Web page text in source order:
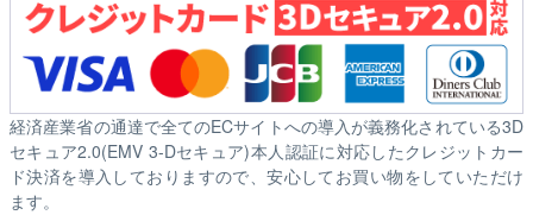
経済産業省の通達で全てのECサイトへの導入が義務化されている3D
セキュア2.0(EMV 3-Dセキュア)本人認証に対応したクレジットカー
ド決済を導入しておりますので、安心してお買い物をしていただけ
ます。